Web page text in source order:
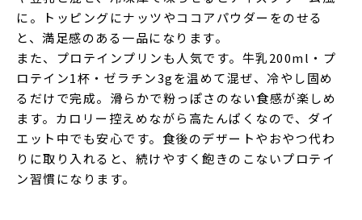
に。トッピングにナッツやココアパウダーをのせる
と、満足感のある一品になります。
また、プロテインプリンも人気です。牛乳200ml・プ
ロテイン1杯・ゼラチン3gを温めて混ぜ、冷やし固め
るだけで完成。滑らかで粉っぽさのない食感が楽しめ
ます。カロリー控えめながら高たんぱくなので、ダイ
エット中でも安心です。食後のデザートやおやつ代わ
りに取り入れると、続けやすく飽きのこないプロテイ
ン習慣になります。